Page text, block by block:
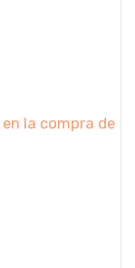
la compra de